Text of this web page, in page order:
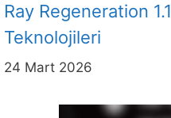
Ray Regeneration
Teknolojileri
24 Mart 2026